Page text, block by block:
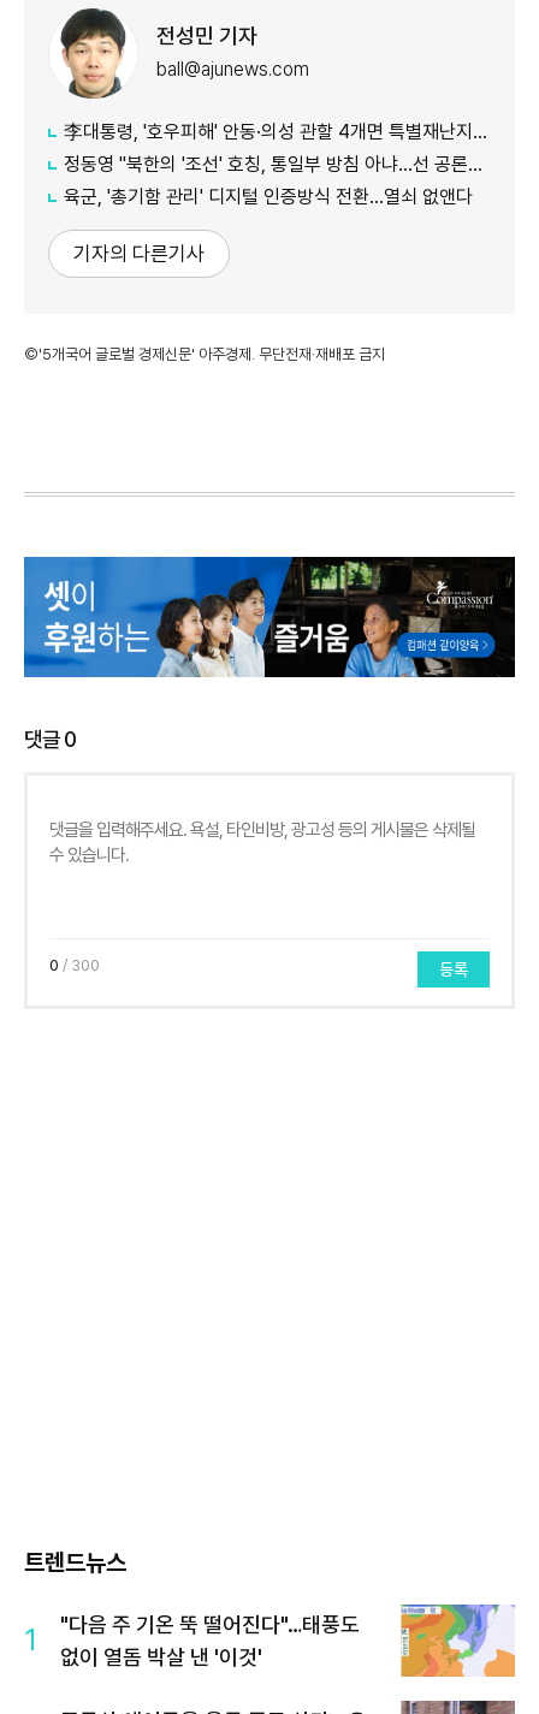
전성민 기자
ball@ajunews.com
李대통령, '호우피해' 안동·의성 관할 4개면 특별재난지역 선포
정동영 "북한의 '조선' 호칭, 통일부 방침 아냐...선 공론화 먼저"
육군, '총기함 관리' 디지털 인증방식 전환…열쇠 없앤다
기자의 다른기사
©'5개국어 글로벌 경제신문' 아주경제. 무단전재·재배포 금지
댓글0
0 / 300 등록
트렌드뉴스
1
"다음 주 기온 뚝 떨어진다"…태풍도
없이 열돔 박살 낸 '이것'